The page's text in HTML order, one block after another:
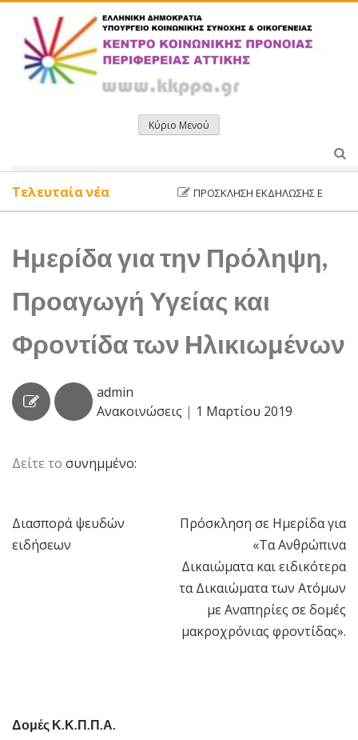
περιεχόμενο
Κύριο Μενού
ΠΡΌΣΚΛΗΣΗ ΕΚΔΉΛΩΣΗΣ
Τελευταία νέα
Ημερίδα για την Πρόληψη,
Προαγωγή Υγείας και
Φροντίδα των Ηλικιωμένων
admin
Ανακοινώσεις | 1 Μαρτίου 2019
Δείτε το συνημμένο:
Πλοήγηση
άρθρων
Διασπορά ψευδών
ειδήσεων
Πρόσκληση σε Ημερίδα για
«Τα Ανθρώπινα
Δικαιώματα και ειδικότερα
τα Δικαιώματα των Ατόμων
με Αναπηρίες σε δομές
μακροχρόνιας φροντίδας».
Δομές Κ.Κ.Π.Π.Α.